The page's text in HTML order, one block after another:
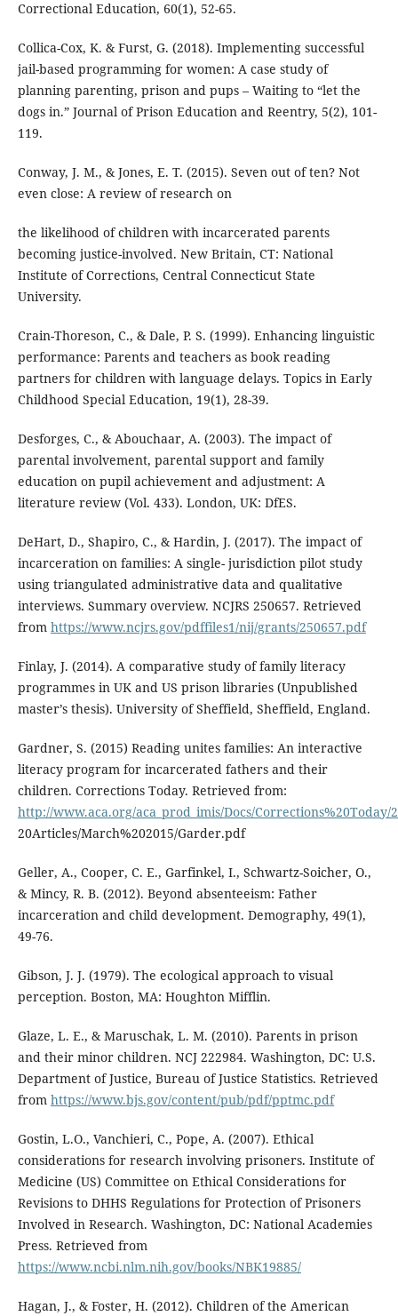
Correctional Education, 60(1), 52-65.
Collica-Cox, K. & Furst, G. (2018). Implementing successful
jail-based programming for women: A case study of
planning parenting, prison and pups – Waiting to “let the
dogs in.” Journal of Prison Education and Reentry, 5(2), 101-
119.
Conway, J. M., & Jones, E. T. (2015). Seven out of ten? Not
even close: A review of research on
the likelihood of children with incarcerated parents
becoming justice-involved. New Britain, CT: National
Institute of Corrections, Central Connecticut State
University.
Crain-Thoreson, C., & Dale, P. S. (1999). Enhancing linguistic
performance: Parents and teachers as book reading
partners for children with language delays. Topics in Early
Childhood Special Education, 19(1), 28-39.
Desforges, C., & Abouchaar, A. (2003). The impact of
parental involvement, parental support and family
education on pupil achievement and adjustment: A
literature review (Vol. 433). London, UK: DfES.
DeHart, D., Shapiro, C., & Hardin, J. (2017). The impact of
incarceration on families: A single- jurisdiction pilot study
using triangulated administrative data and qualitative
interviews. Summary overview. NCJRS 250657. Retrieved
from https://www.ncjrs.gov/pdffiles1/nij/grants/250657.pdf
Finlay, J. (2014). A comparative study of family literacy
programmes in UK and US prison libraries (Unpublished
master’s thesis). University of Sheffield, Sheffield, England.
Gardner, S. (2015) Reading unites families: An interactive
literacy program for incarcerated fathers and their
children. Corrections Today. Retrieved from:
http://www.aca.org/aca_prod_imis/Docs/Corrections%20Today/
20Articles/March%202015/Garder.pdf
Geller, A., Cooper, C. E., Garfinkel, I., Schwartz-Soicher, O.,
& Mincy, R. B. (2012). Beyond absenteeism: Father
incarceration and child development. Demography, 49(1),
49-76.
Gibson, J. J. (1979). The ecological approach to visual
perception. Boston, MA: Houghton Mifflin.
Glaze, L. E., & Maruschak, L. M. (2010). Parents in prison
and their minor children. NCJ 222984. Washington, DC: U.S.
Department of Justice, Bureau of Justice Statistics. Retrieved
from https://www.bjs.gov/content/pub/pdf/pptmc.pdf
Gostin, L.O., Vanchieri, C., Pope, A. (2007). Ethical
considerations for research involving prisoners. Institute of
Medicine (US) Committee on Ethical Considerations for
Revisions to DHHS Regulations for Protection of Prisoners
Involved in Research. Washington, DC: National Academies
Press. Retrieved from
https://www.ncbi.nlm.nih.gov/books/NBK19885/
Hagan, J., & Foster, H. (2012). Children of the American